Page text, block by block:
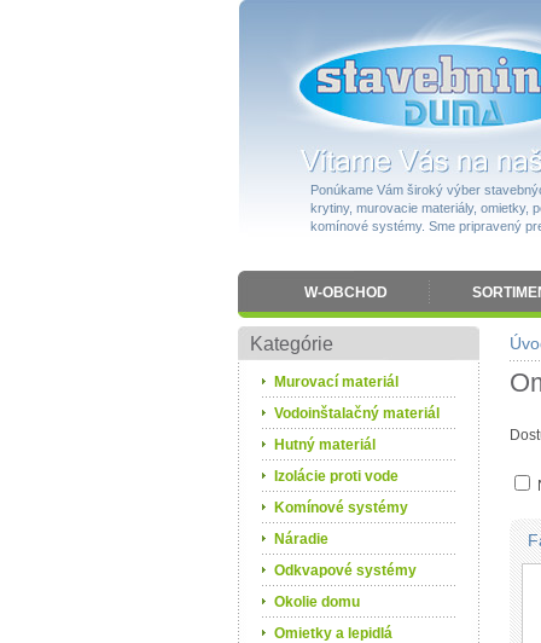
Ponúkame Vám široký výber
krytiny, murovacie materiály, omietky,
komínové systémy. Sme pripravený
W-OBCHOD
Kategórie
Murovací materiál
Vodoinštalačný materiál
Hutný materiál
Izolácie proti vode
Komínové systémy
Náradie
Odkvapové systémy
Okolie domu
Omietky a lepidlá